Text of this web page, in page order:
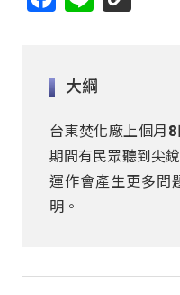
大綱
台東焚化廠上個月
期間有民眾聽到尖
運作會產生更多問
明。